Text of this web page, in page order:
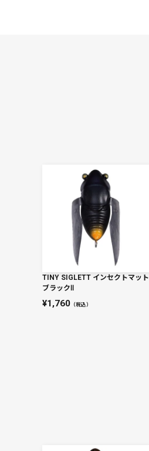
TINY SIGLETT インセクトマット
ブラックⅡ
1,760 （税込）